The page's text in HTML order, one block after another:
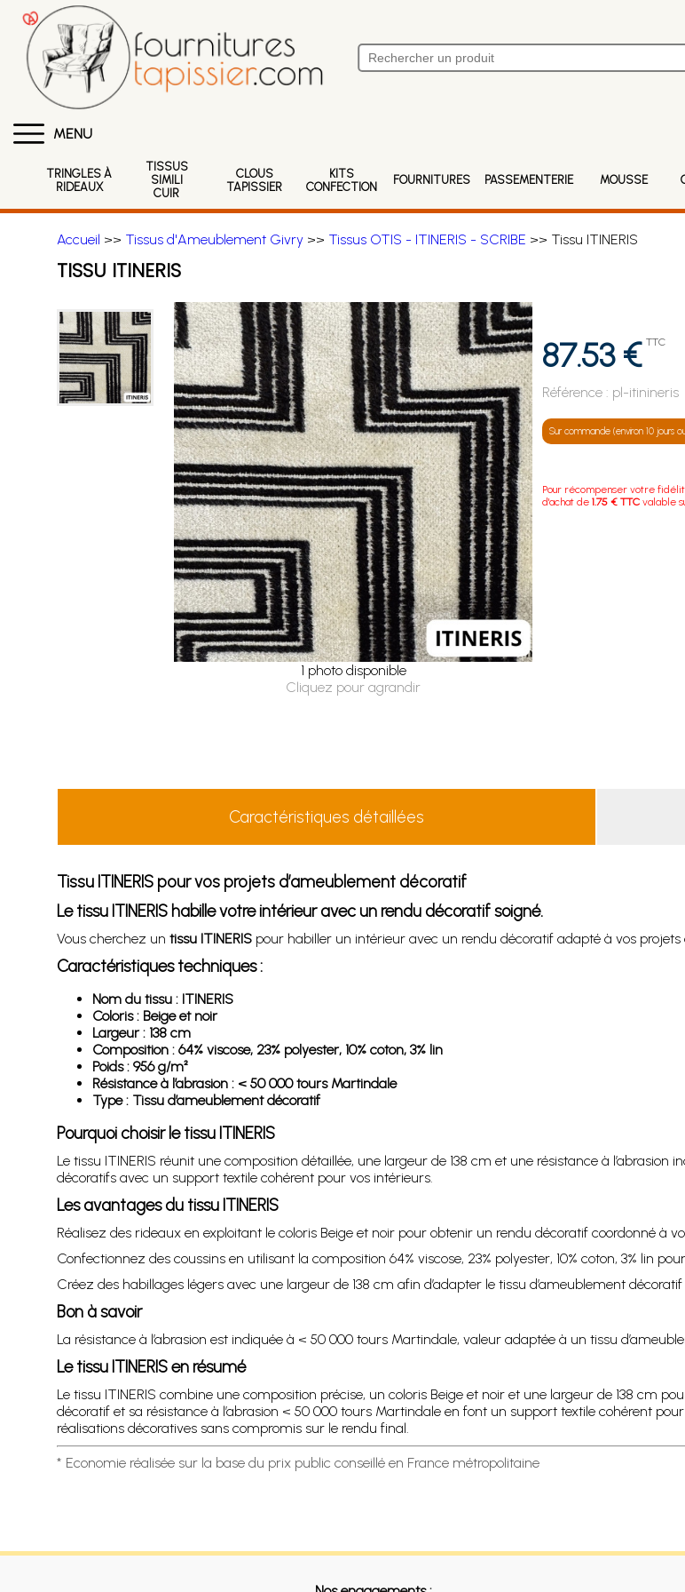
MENU
TRINGLES À
RIDEAUX
TISSUS
SIMILI
CUIR
CLOUS
TAPISSIER
KITS
CONFECTION
FOURNITURES PASSEMENTERIE MOUSSE
Accueil >> Tissus d'Ameublement Givry>> Tissus OTIS - ITINERIS - SCRIBE >> Tissu ITINERIS
TISSU ITINERIS
1 photo disponible
Cliquez pour agrandir
87.53 € TTC
Référence : pl-itinineris
Sur commande (environ 10 jours
Pour récompenser votre
d'achat de1.75 € TTC valable
Caractéristiques détaillées
Tissu ITINERIS pour vos projets d’ameublement décoratif
Le tissu ITINERIS habille votre intérieur avec un rendu décoratif soigné.
Vous cherchez un tissu ITINERISpour habiller un intérieur avec un rendu décoratif adapté à vos projets
Caractéristiques techniques :
Nom du tissu : ITINERIS
Coloris : Beige et noir
Largeur : 138 cm
Composition : 64% viscose, 23% polyester, 10% coton, 3% lin
Poids : 956 g/m²
Résistance à l’abrasion : < 50 000 tours Martindale
Type : Tissu d’ameublement décoratif
Pourquoi choisir le tissu ITINERIS
Le tissu ITINERIS réunit une composition détaillée, une largeur de 138 cm et une résistance à
décoratifs avec un support textile cohérent pour vos intérieurs.
Les avantages du tissu ITINERIS
Réalisez des rideaux en exploitant le coloris Beige et noir pour obtenir un rendu décoratif coordonné à
Confectionnez des coussins en utilisant la composition 64% viscose, 23% polyester, 10% coton, 3% lin
Créez des habillages légers avec une largeur de 138 cm afin d’adapter le tissu d’ameublement
Bon à savoir
La résistance à l’abrasion est indiquée à < 50 000 tours Martindale, valeur adaptée à un tissu
Le tissu ITINERIS en résumé
Le tissu ITINERIS combine une composition précise, un coloris Beige et noir et une largeur de 138 cm
décoratif et sa résistance à l’abrasion < 50 000 tours Martindale en font un support textile cohérent
réalisations décoratives sans compromis sur le rendu final.
* Economie réalisée sur la base du prix public conseillé en France métropolitaine